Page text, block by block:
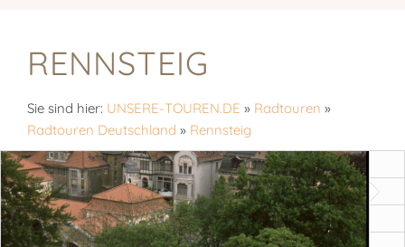
RENNSTEIG
Sie sind hier: UNSERE-TOUREN.DE » Radtouren »
Radtouren Deutschland » Rennsteig